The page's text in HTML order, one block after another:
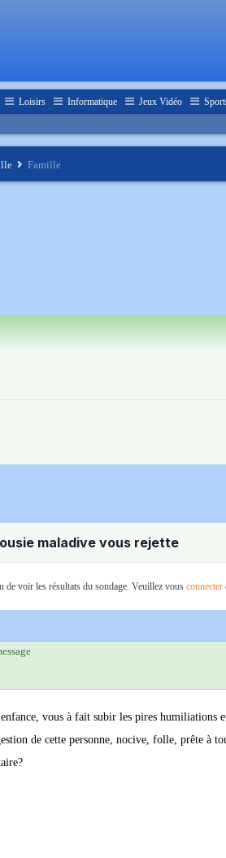
Loisirs Informatique Jeux Vidéo
Famille
maladive vous rejette
de voir les résultats du sondage. Veuillez vous connecter
vous à fait subir les pires humiliations
de cette personne, nocive, folle, prête à